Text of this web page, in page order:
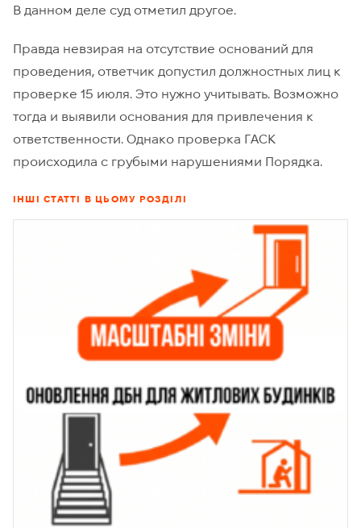
В данном деле суд отметил другое.
Правда невзирая на отсутствие оснований для
проведения, ответчик допустил должностных лиц к
проверке 15 июля. Это нужно учитывать. Возможно
тогда и выявили основания для привлечения к
ответственности. Однако проверка ГАСК
происходила с грубыми нарушениями Порядка.
ІНШІ СТАТТІ В ЦЬОМУ РОЗДІЛІ